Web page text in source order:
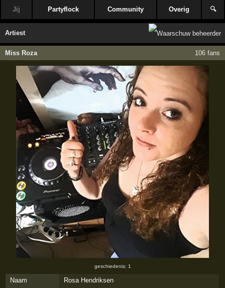
Jij Partyflock Community Overig 🔍
Artiest
Miss Roza 106 fans
geschiedenis: 1
Naam
Rosa Hendriksen